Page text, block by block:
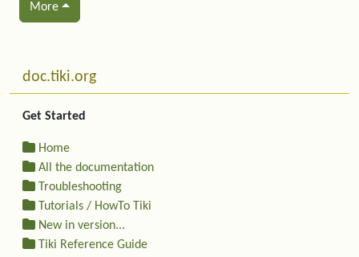
More
More content and functionality (left side)
doc.tiki.org
Get Started
Home
All the documentation
Troubleshooting
Tutorials / HowTo Tiki
New in version...
Tiki Reference Guide